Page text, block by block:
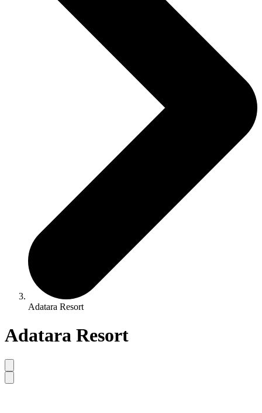
Adatara Resort
Adatara Resort